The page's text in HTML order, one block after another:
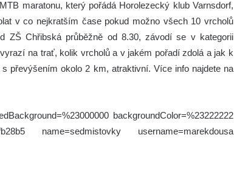
maratonu, který pořádá Horolezecký klub Varnsdorf,
v co nejkratším čase pokud možno všech 10 vrcholů
ZŠ Chřibská průběžně od 8.30, závodí se v kategorii
na trať, kolik vrcholů a v jakém pořadí zdolá a jak k
převýšením okolo 2 km, atraktivní. Více info najdete na
backgroundColor=%23222222
name=sedmistovky username=marekdousa